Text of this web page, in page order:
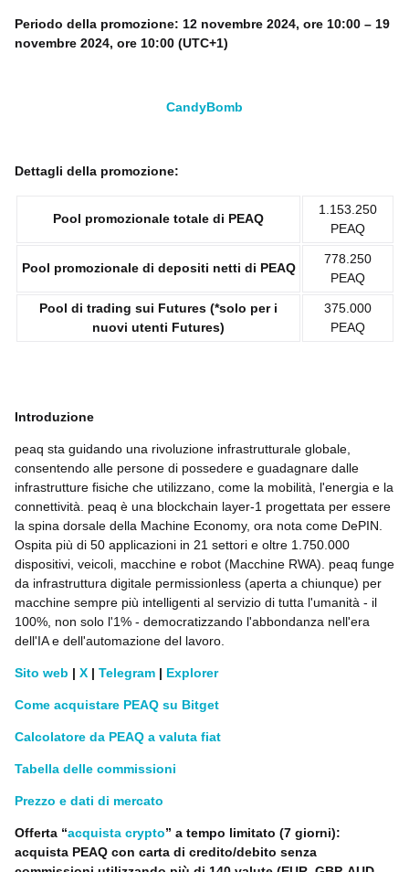
Periodo della promozione: 12 novembre 2024, ore 10:00 – 19
novembre 2024, ore 10:00 (UTC+1)
CandyBomb
Dettagli della promozione:
Pool promozionale totale di PEAQ
1.153.250
PEAQ
Pool promozionale di depositi netti di PEAQ
778.250
PEAQ
Pool di trading sui Futures (*solo per i
nuovi utenti Futures)
375.000
PEAQ
Introduzione
peaq sta guidando una rivoluzione infrastrutturale globale,
consentendo alle persone di possedere e guadagnare dalle
infrastrutture fisiche che utilizzano, come la mobilità, l'energia e la
connettività. peaq è una blockchain layer-1 progettata per essere
la spina dorsale della Machine Economy, ora nota come DePIN.
Ospita più di 50 applicazioni in 21 settori e oltre 1.750.000
dispositivi, veicoli, macchine e robot (Macchine RWA). peaq funge
da infrastruttura digitale permissionless (aperta a chiunque) per
macchine sempre più intelligenti al servizio di tutta l'umanità - il
100%, non solo l'1% - democratizzando l'abbondanza nell'era
dell'IA e dell'automazione del lavoro.
Sito web | X | Telegram | Explorer
Come acquistare PEAQ su Bitget
Calcolatore da PEAQ a valuta fiat
Tabella delle commissioni
Prezzo e dati di mercato
Offerta “acquista crypto” a tempo limitato (7 giorni):
acquista PEAQ con carta di credito/debito senza